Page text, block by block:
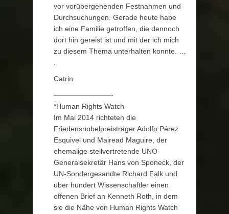
vor vorübergehenden Festnahmen und
Durchsuchungen. Gerade heute habe
ich eine Familie getroffen, die dennoch
dort hin gereist ist und mit der ich mich
zu diesem Thema unterhalten konnte. …
.
Catrin
————————-
*Human Rights Watch
Im Mai 2014 richteten die
Friedensnobelpreisträger Adolfo Pérez
Esquivel und Mairead Maguire, der
ehemalige stellvertretende UNO-
Generalsekretär Hans von Sponeck, der
UN-Sondergesandte Richard Falk und
über hundert Wissenschaftler einen
offenen Brief an Kenneth Roth, in dem
sie die Nähe von Human Rights Watch